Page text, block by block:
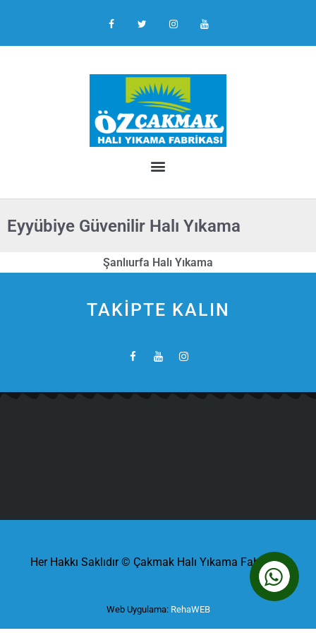
Eyyübiye Güvenilir Halı Yıkama
Şanlıurfa Halı Yıkama
TAKİPTE KALIN
Her Hakkı Saklıdır © Çakmak Halı Yıkama Fabrikası
Web Uygulama: RehaWEB